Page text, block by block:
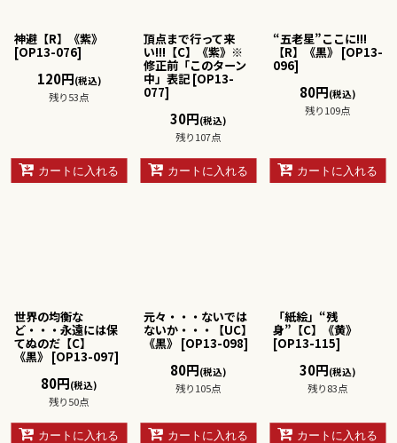
神避【R】《紫》
[OP13-076]
120円(税込)
残り53点
カートに入れる
頂点まで行って来
い!!!【C】《紫》※
修正前「このターン
中」表記 [OP13-
077]
30円(税込)
残り107点
カートに入れる
“五老星”ここに!!!
【R】《黒》 [OP13-
096]
80円(税込)
残り109点
カートに入れる
世界の均衡な
ど・・・永遠には保
てぬのだ【C】
《黒》 [OP13-097]
80円(税込)
残り50点
カートに入れる
元々・・・ないでは
ないか・・・【UC】
《黒》 [OP13-098]
80円(税込)
残り105点
カートに入れる
「紙絵」“残
身”【C】《黄》
[OP13-115]
30円(税込)
残り83点
カートに入れる